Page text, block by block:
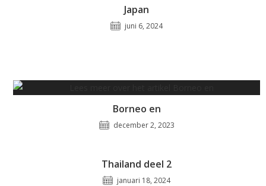
Japan
juni 6, 2024
Borneo en
december 2, 2023
Thailand deel 2
januari 18, 2024